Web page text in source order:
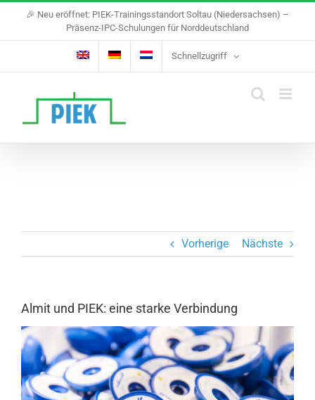
content
🎉 Neu eröffnet: PIEK-Trainingsstandort Soltau (Niedersachsen) –
Präsenz-IPC-Schulungen für Norddeutschland
Schnellzugriff
Vorherige Nächste
Almit und PIEK: eine starke Verbindung
View
Larger
Image